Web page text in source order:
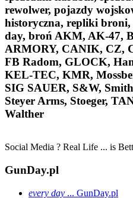
rewolwer, pojazdy
historyczna, repliki
day, broń AKM, AK-47,
ARMORY, CANIK, CZ,
FB Radom, GLOCK,
KEL-TEC, KMR,
SIG SAUER, S&W,
Steyer Arms, Stoeger,
Walther
Social Media ? Real Life ... is
GunDay.pl
every day ... GunDay.pl